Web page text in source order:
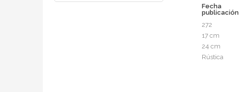
Fecha
publicación
272
17 cm
24 cm
Rústica